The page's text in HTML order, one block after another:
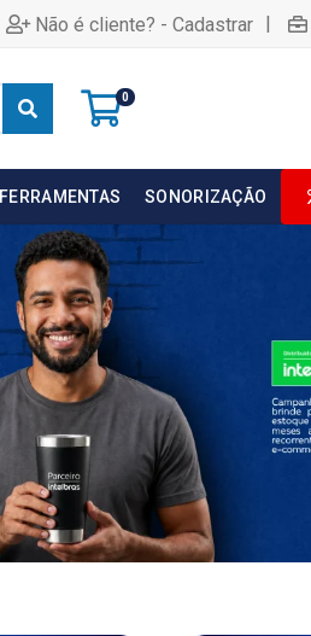
Não é cliente? - Cadastrar |
0
FERRAMENTAS SONORIZAÇÃO